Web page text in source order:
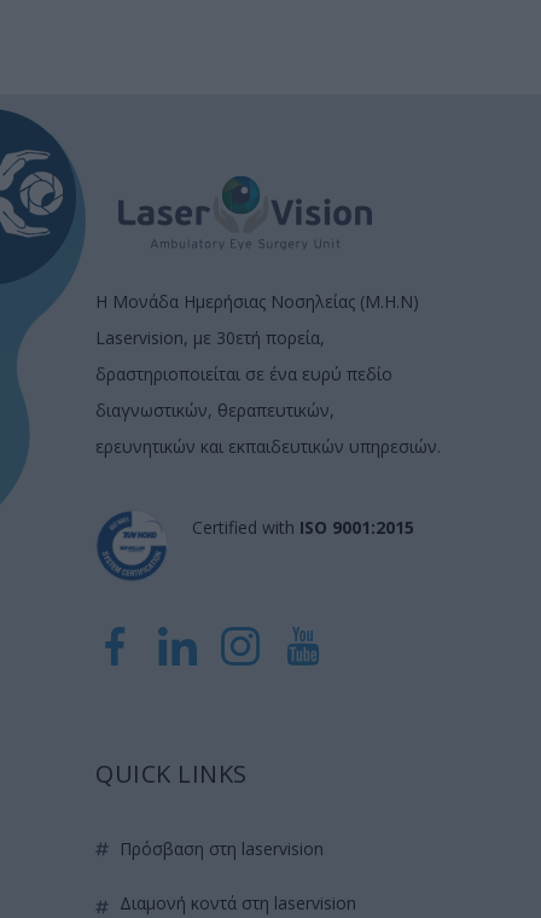
Η Μονάδα Ημερήσιας Νοσηλείας (Μ.Η.Ν)
Laservision, με 30ετή πορεία,
δραστηριοποιείται σε ένα ευρύ πεδίο
διαγνωστικών, θεραπευτικών,
ερευνητικών και εκπαιδευτικών υπηρεσιών.
Certified with ISO 9001:2015
QUICK LINKS
πρόσβαση στη laservision
διαμονή κοντά στη laservision